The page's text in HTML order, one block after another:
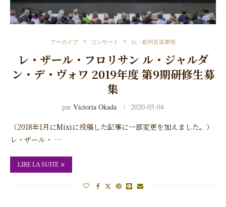
アーカイブ コンサート 仏・欧州音楽事情
レ・ザール・フロリサン ル・ジャルダ
ン・デ・ヴォワ 2019年度 第9期研修生募
集
par Victoria Okada 2020-05-04
（2018年1月にMixiに投稿した記事に一部変更を加えました。）
レ・ザール・ …
LIRE LA SUITE